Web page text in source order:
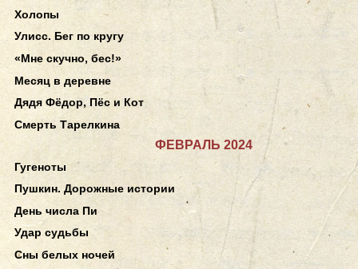
Холопы
Улисс. Бег по кругу
«Мне скучно, бес!»
Месяц в деревне
Дядя Фёдор, Пёс и Кот
Смерть Тарелкина
ФЕВРАЛЬ 2024
Гугеноты
Пушкин. Дорожные истории
День числа Пи
Удар судьбы
Сны белых ночей